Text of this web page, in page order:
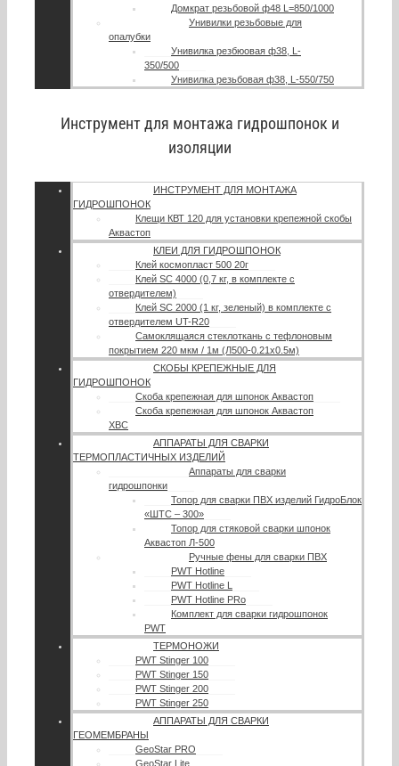
Домкрат резьбовой ф48 L=850/1000
Унивилки резьбовые для
опалубки
Унивилка резбюовая ф38, L-
350/500
Унивилка резьбовая ф38, L-550/750
Инструмент для монтажа гидрошпонок и
изоляции
ИНСТРУМЕНТ ДЛЯ МОНТАЖА
ГИДРОШПОНОК
Клещи КВТ 120 для установки крепежной скобы
Аквастоп
КЛЕИ ДЛЯ ГИДРОШПОНОК
Клей космопласт 500 20г
Клей SC 4000 (0,7 кг, в комплекте с
отвердителем)
Клей SC 2000 (1 кг, зеленый) в комплекте с
отвердителем UT-R20
Самоклящаяся стеклоткань с тефлоновым
покрытием 220 мкм / 1м (Л500-0.21х0.5м)
СКОБЫ КРЕПЕЖНЫЕ ДЛЯ
ГИДРОШПОНОК
Скоба крепежная для шпонок Аквастоп
Скоба крепежная для шпонок Аквастоп
ХВС
АППАРАТЫ ДЛЯ СВАРКИ
ТЕРМОПЛАСТИЧНЫХ ИЗДЕЛИЙ
Аппараты для сварки
гидрошпонки
Топор для сварки ПВХ изделий ГидроБлок
«ШТС – 300»
Топор для стяковой сварки шпонок
Аквастоп Л-500
Ручные фены для сварки ПВХ
PWT Hotline
PWT Hotline L
PWT Hotline PRo
Комплект для сварки гидрошпонок
PWT
ТЕРМОНОЖИ
PWT Stinger 100
PWT Stinger 150
PWT Stinger 200
PWT Stinger 250
АППАРАТЫ ДЛЯ СВАРКИ
ГЕОМЕМБРАНЫ
GeoStar PRO
GeoStar Lite